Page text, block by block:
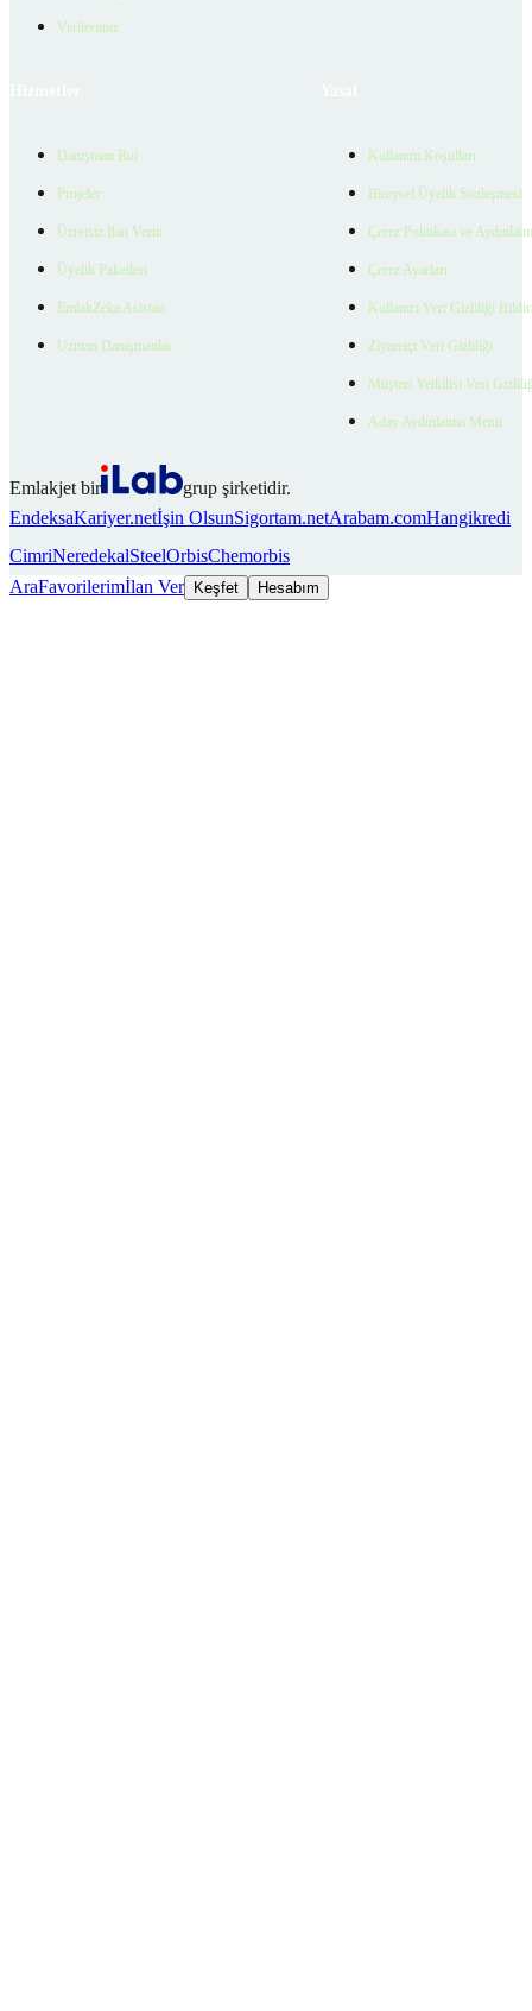
Verilerimiz
Danışman Bul
Projeler
Ücretsiz İlan Verin
Üyelik Paketleri
EmlakZeka Asistan
Uzman Danışmanlar
Kullanım Koşulları
Bireysel Üyelik Sözleşmesi
Çerez Politikası ve
Çerez Ayarları
Kullanıcı Veri Gizliliği
Ziyaretçi Veri Gizliliği
Müşteri Yetkilisi Veri
Aday Aydınlatma Metni
Emlakjet bir
grup şirketidir.
EndeksaKariyer.netİşin OlsunSigortam.netArabam.comHangikredi
CimriNeredekalSteelOrbisChemorbis
AraFavorilerimİlan Ver Keşfet Hesabım